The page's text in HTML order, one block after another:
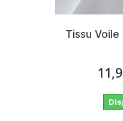
Tissu Voile